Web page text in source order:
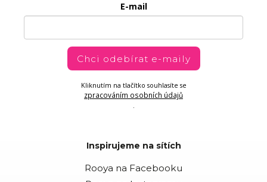
E-mail
Chci odebírat e-maily
Kliknutím na tlačítko souhlasíte se
zpracováním osobních údajů
.
Inspirujeme na sítích
Rooya na Facebooku